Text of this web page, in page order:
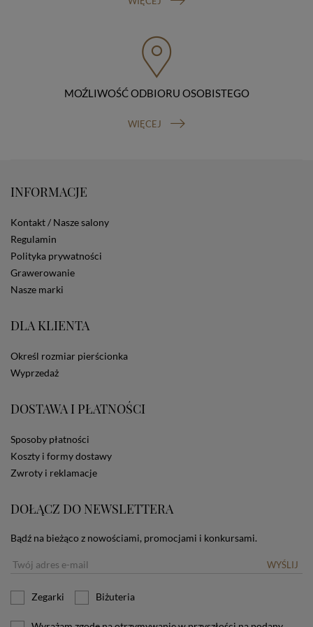
Osobowych, ul. Stawki 2, 00-193 Warszawa) oraz
prawo do cofnięcia zgody na przetwarzanie danych
osobowych (masz prawo cofnięcia zgody na
przetwarzanie danych w dowolnym momencie;
cofnięcie zgody nie ma wpływu na zgodność z prawem
zgody przed jej cofnięciem). W celu wykonania swoich
praw skieruj do nas odpowiednie żądanie.
zawartości naszej strony
Na stronie Sklepu są wykorzystywane pliki cookies.
Stosowane są one w celach zapewnienia maksymalnej
wygody wszystkich użytkowników (w tym Kupujących)
przy korzystaniu ze Sklepu (zapamiętywanie
preferencji i ustawień na stronie, zbieranie
anonimowych danych dla celów reklamowych i
ze Sklepu bez zmiany ustawień w przeglądarce
zamieszczane w urządzeniu końcowym każdego
użytkownika. Jeżeli użytkownik nie wyraża zgody na
stosowanie plików cookies powinien zmienić
informacji o plikach cookies.
MOŹLIWOŚĆ ODBIORU OSOBISTEGO
WIĘCEJ
INFORMACJE
Kontakt / Nasze salony
Regulamin
Polityka prywatności
Grawerowanie
Nasze marki
DLA KLIENTA
Określ rozmiar pierścionka
Wyprzedaż
DOSTAWA I PŁATNOŚCI
Sposoby płatności
Koszty i formy dostawy
Zwroty i reklamacje
DOŁĄCZ DO NEWSLETTERA
Bądź na bieżąco z nowościami, promocjami i konkursami.
WYŚLIJ
Zegarki Biżuteria